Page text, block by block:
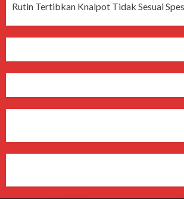
Rutin Tertibkan Knalpot Tidak Sesuai